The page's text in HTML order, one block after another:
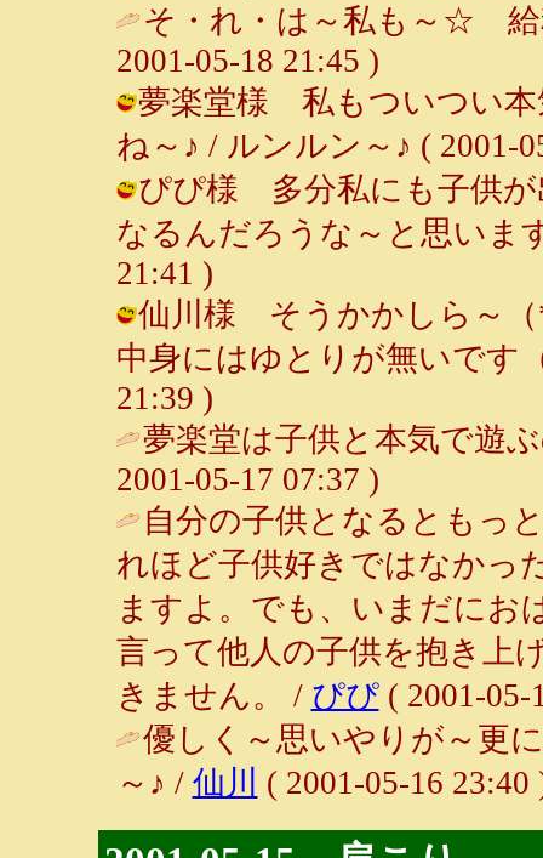
そ・れ・は～私も～☆
2001-05-18 21:45 )
夢楽堂様 私もついつい本
ね～♪ / ルンルン～♪ ( 2001-
ぴぴ様 多分私にも子供が
なるんだろうな～と思いま
21:41 )
仙川様 そうかかしら～
中身にはゆとりが無いです
21:39 )
夢楽堂は子供と本気で遊
2001-05-17 07:37 )
自分の子供となるともっ
れほど子供好きではなかっ
ますよ。でも、いまだにお
言って他人の子供を抱き上
きません。 / ぴぴ( 2001-05-
優しく～思いやりが～更
～♪ / 仙川 ( 2001-05-16 23:40